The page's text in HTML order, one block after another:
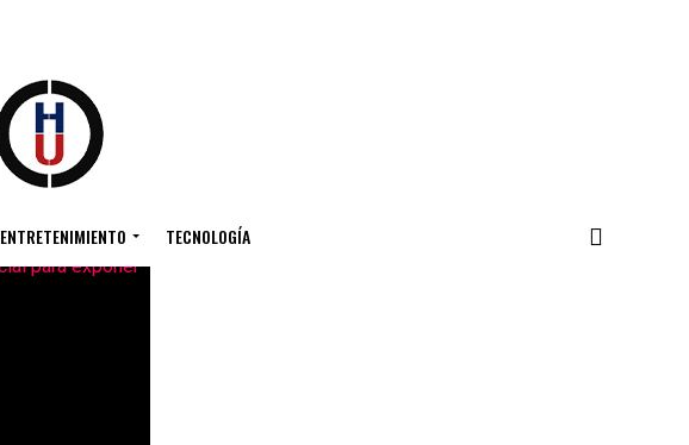
ENTRETENIMIENTO TECNOLOGÍA